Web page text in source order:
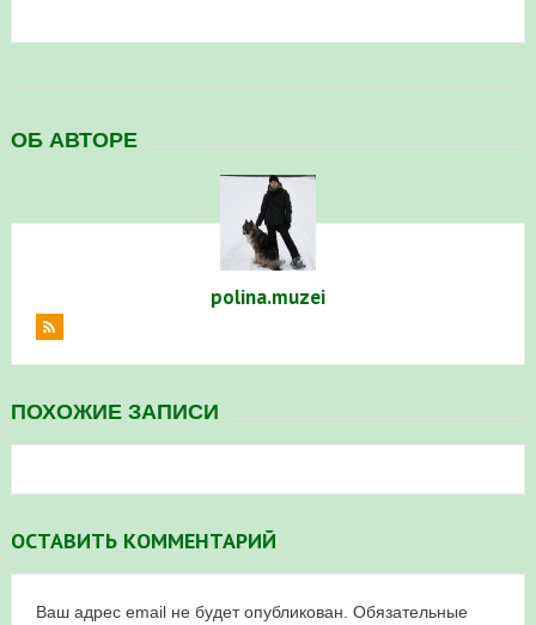
ОБ АВТОРЕ
polina.muzei
ПОХОЖИЕ ЗАПИСИ
ОСТАВИТЬ КОММЕНТАРИЙ
Ваш адрес email не будет опубликован. Обязательные